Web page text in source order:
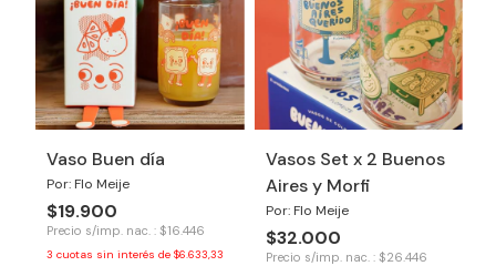
Vaso Buen día
Por: Flo Meije
$19.900
Precio s/imp. nac. : $16.446
3 cuotas sin interés de $6.633,33
Vasos Set x 2 Buenos
Aires y Morfi
Por: Flo Meije
$32.000
Precio s/imp. nac. : $26.446